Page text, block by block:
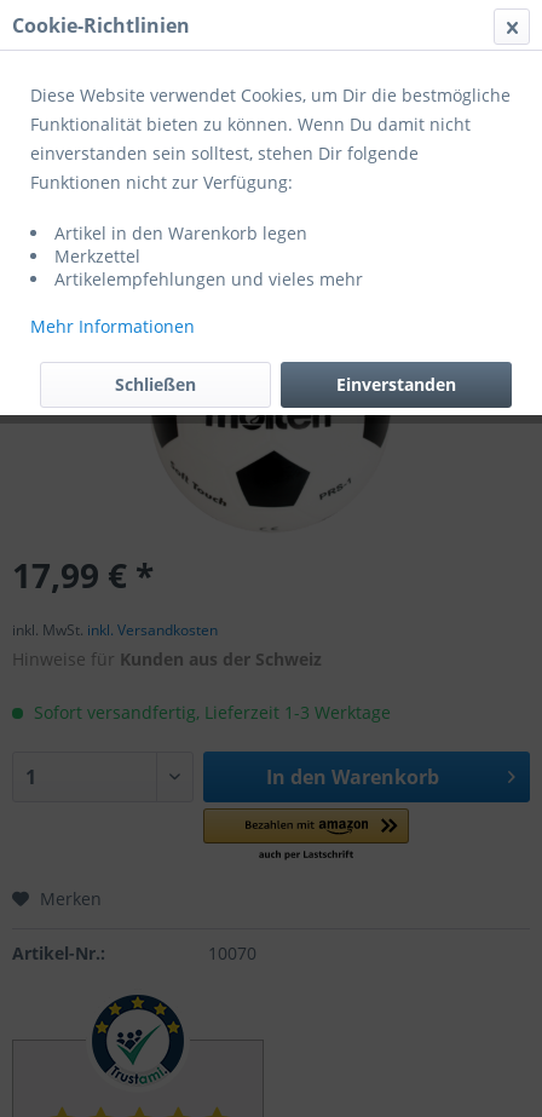
Menü
Übersicht Freizeitbälle
17,99 € *
inkl. MwSt. inkl. Versandkosten
Hinweise für Kunden aus der Schweiz
Sofort versandfertig, Lieferzeit 1-3 Werktage
In den Warenkorb
Merken
Artikel-Nr.: 10070
Cookie-Richtlinien
Diese Website verwendet Cookies, um Dir die bestmögliche
Funktionalität bieten zu können. Wenn Du damit nicht
einverstanden sein solltest, stehen Dir folgende
Funktionen nicht zur Verfügung:
Artikel in den Warenkorb legen
Merkzettel
Artikelempfehlungen und vieles mehr
Mehr Informationen
Einverstanden
Schließen